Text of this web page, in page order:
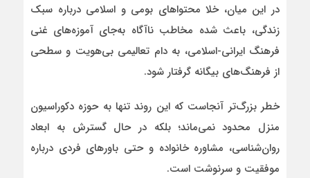
در این میان، خلا محتواهای بومی و اسلامی درباره سبک
زندگی، باعث شده مخاطب ناآگاه به‌جای آموزه‌های غنی
فرهنگ ایرانی-اسلامی، به دام تعالیمی بی‌هویت و سطحی
از فرهنگ‌های بیگانه گرفتار شود.
خطر بزرگ‌تر آنجاست که این روند تنها به حوزه دکوراسیون
منزل محدود نمی‌ماند؛ بلکه در حال گسترش به ابعاد
روان‌شناسی، مشاوره خانواده و حتی باورهای فردی درباره
موفقیت و سرنوشت است.